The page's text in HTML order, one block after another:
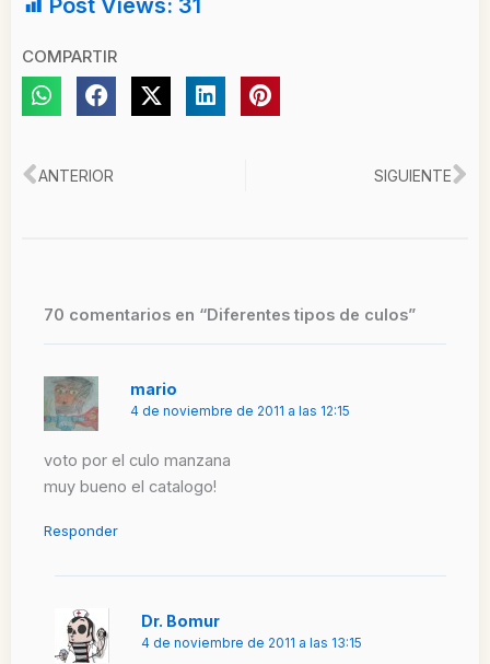
Post Views: 31
COMPARTIR
Ant
ANTERIOR SIGUIENTE
70 comentarios en “Diferentes tipos de culos”
mario
4 de noviembre de 2011 a las 12:15
voto por el culo manzana
muy bueno el catalogo!
Responder
Dr. Bomur
4 de noviembre de 2011 a las 13:15